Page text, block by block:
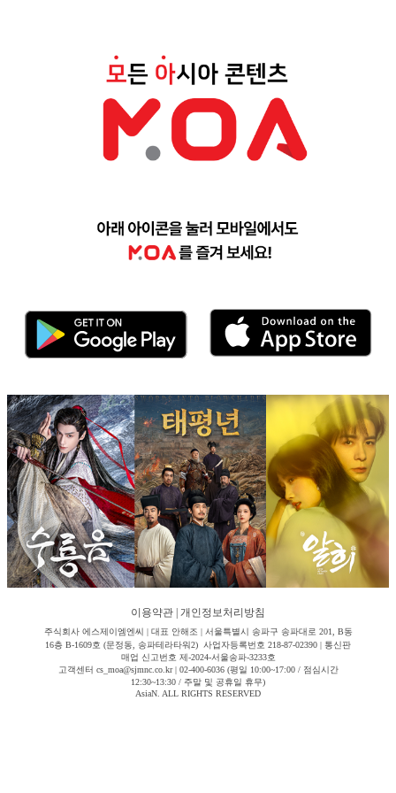
이용약관 개인정보처리방침
주식회사 에스제이엠엔씨 | 대표 안해조 | 서울특별시 송파구 송파대로 201, B동
16층 B-1609호 (문정동, 송파테라타워2) 사업자등록번호 218-87-02390 | 통신판
매업 신고번호 제-2024-서울송파-3233호
고객센터 cs_moa@sjmnc.co.kr | 02-400-6036 (평일 10:00~17:00 / 점심시간
12:30~13:30 / 주말 및 공휴일 휴무)
AsiaN. ALL RIGHTS RESERVED